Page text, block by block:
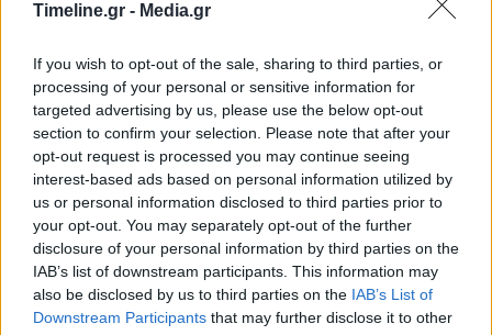
Timeline.gr - Media.gr
If you wish to opt-out of the sale, sharing to third parties, or
processing of your personal or sensitive information for
targeted advertising by us, please use the below opt-out
section to confirm your selection. Please note that after your
opt-out request is processed you may continue seeing
interest-based ads based on personal information utilized by
us or personal information disclosed to third parties prior to
your opt-out. You may separately opt-out of the further
disclosure of your personal information by third parties on the
IAB’s list of downstream participants. This information may
also be disclosed by us to third parties on the IAB’s List of
Downstream Participants that may further disclose it to other
χρήστες της εφαρμογής
20:14 - 22 Σεπτεμβρίου 2022
Τι συνέβη